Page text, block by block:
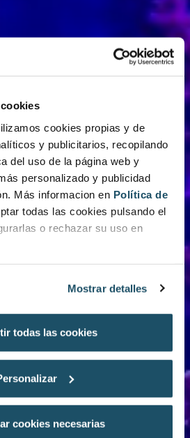
cookies propias y de
y publicitarios, recopilando
del uso de la página web y
personalizado y publicidad
Más informacion en Política de
todas las cookies pulsando el
o rechazar su uso en
Mostrar detalles
todas las cookies
cookies necesarias